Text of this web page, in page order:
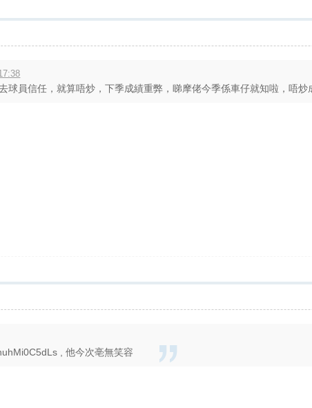
球員信任，就算唔炒，下季成績重弊，睇摩佬今季係車仔就知啦，唔炒
, 他今次亳無笑容